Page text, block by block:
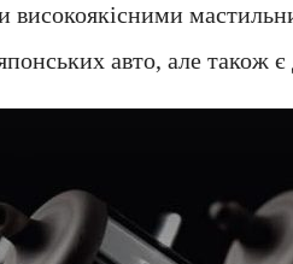
високоякісними
авто, але також